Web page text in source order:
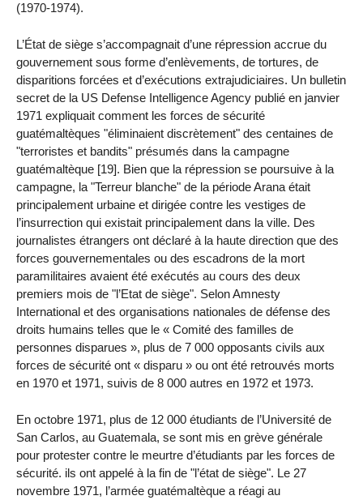
(1970-1974).
L’État de siège s’accompagnait d’une répression accrue du
gouvernement sous forme d’enlèvements, de tortures, de
disparitions forcées et d’exécutions extrajudiciaires. Un bulletin
secret de la US Defense Intelligence Agency publié en janvier
1971 expliquait comment les forces de sécurité
guatémaltèques "éliminaient discrètement" des centaines de
"terroristes et bandits" présumés dans la campagne
guatémaltèque [19]. Bien que la répression se poursuive à la
campagne, la "Terreur blanche" de la période Arana était
principalement urbaine et dirigée contre les vestiges de
l’insurrection qui existait principalement dans la ville. Des
journalistes étrangers ont déclaré à la haute direction que des
forces gouvernementales ou des escadrons de la mort
paramilitaires avaient été exécutés au cours des deux
premiers mois de "l’Etat de siège". Selon Amnesty
International et des organisations nationales de défense des
droits humains telles que le « Comité des familles de
personnes disparues », plus de 7 000 opposants civils aux
forces de sécurité ont « disparu » ou ont été retrouvés morts
en 1970 et 1971, suivis de 8 000 autres en 1972 et 1973.
En octobre 1971, plus de 12 000 étudiants de l’Université de
San Carlos, au Guatemala, se sont mis en grève générale
pour protester contre le meurtre d’étudiants par les forces de
sécurité. ils ont appelé à la fin de "l’état de siège". Le 27
novembre 1971, l’armée guatémaltèque a réagi au